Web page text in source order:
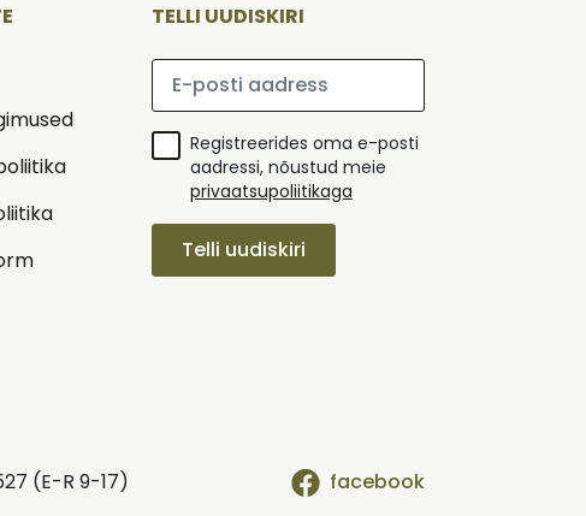
TELLI UUDISKIRI
Palun sisesta e-posti aadress
Registreerides oma e-posti
aadressi, nõustud meie
privaatsupoliitikaga
Telli uudiskiri
(E-R 9-17) facebook